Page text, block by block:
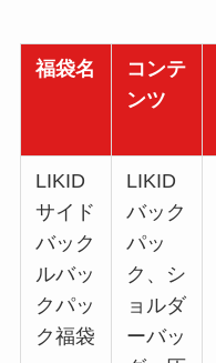
福袋名
コンテ
ンツ
LIKID
サイド
バック
ルバッ
クパッ
ク福袋
LIKID
バック
パッ
ク、シ
ョルダ
ーバッ